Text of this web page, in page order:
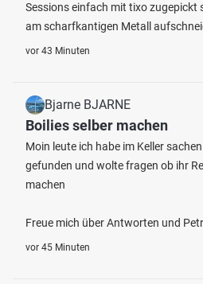
Sessions einfach mit tixo zugepickt
am scharfkantigen Metall
vor 43 Minuten
Bjarne BJARNE
Boilies selber machen
Moin leute ich habe im Keller
gefunden und wolte fragen ob ihr
machen
Freue mich über Antworten und
vor 45 Minuten